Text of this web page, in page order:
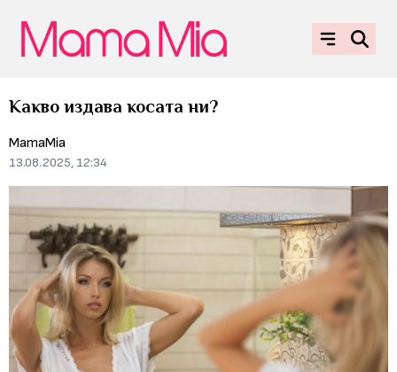
Какво издава косата ни?
MamaMia
13.08.2025, 12:34